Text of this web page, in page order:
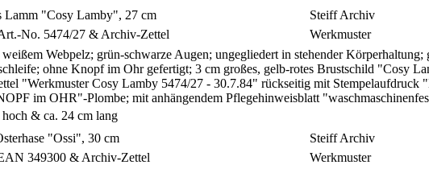
Lamm "Cosy Lamby", 27 cm Steiff Archiv
No. 5474/27 & Archiv-Zettel Werkmuster
weißem Webpelz; grün-schwarze Augen; ungegliedert in stehender
ohne Knopf im Ohr gefertigt; 3 cm großes, gelb-rotes Brustschild "Cosy
"Werkmuster Cosy Lamby 5474/27 - 30.7.84" rückseitig mit Stempelaufdruck
im OHR"-Plombe; mit anhängendem Pflegehinweisblatt
& ca. 24 cm lang
"Ossi", 30 cm Steiff Archiv
349300 & Archiv-Zettel Werkmuster